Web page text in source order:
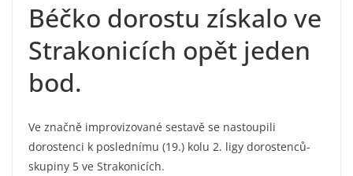
Béčko dorostu získalo ve
Strakonicích opět jeden
bod.
Ve značně improvizované sestavě se nastoupili
dorostenci k poslednímu (19.) kolu 2. ligy dorostenců-
skupiny 5 ve Strakonicích.